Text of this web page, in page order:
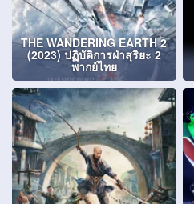
THE WANDERING EARTH 2
(2023) ปฏิบัติการฝ่าสุริยะ 2
พากย์ไทย